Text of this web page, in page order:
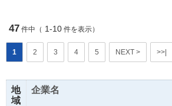
47 件中（ 1-10 件を表示）
1 2 3 4 5 NEXT > >>|
地
域
企業名